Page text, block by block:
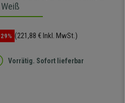
(221,88 € Inkl. MwSt.)
Vorrätig. Sofort lieferbar